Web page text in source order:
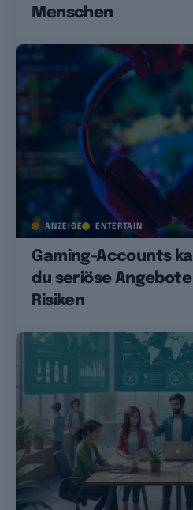
Menschen
ANZEIGE ENTERTAIN
Gaming-Accounts
du seriöse
Risiken